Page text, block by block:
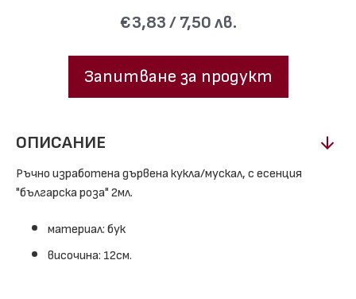
€3,83 / 7,50 лв.
Запитване за продукт
ОПИСАНИЕ
Ръчно изработена дървена кукла/мускал, с есенция
"българска роза" 2мл.
материал: бук
височина: 12см.